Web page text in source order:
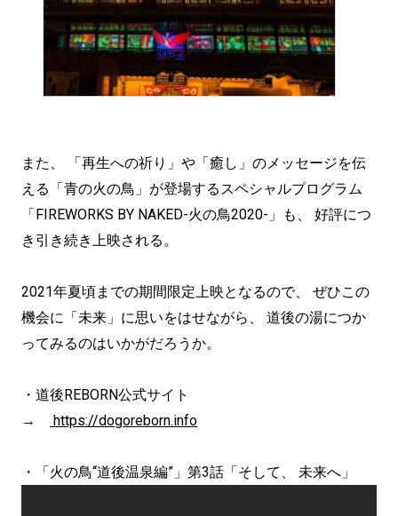
また、 「再生への祈り」や「癒し」のメッセージを伝
える「青の火の鳥」が登場するスペシャルプログラム
「FIREWORKS BY NAKED-火の鳥2020-」も、 好評につ
き引き続き上映される。
2021年夏頃までの期間限定上映となるので、 ぜひこの
機会に「未来」に思いをはせながら、 道後の湯につか
ってみるのはいかがだろうか。
・道後REBORN公式サイト
→
https://dogoreborn.info
・「火の鳥“道後温泉編”」第3話「そして、 未来へ」